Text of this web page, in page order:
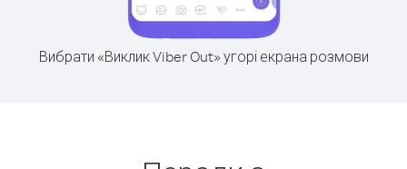
Вибрати «Виклик Viber Out» угорі екрана розмови